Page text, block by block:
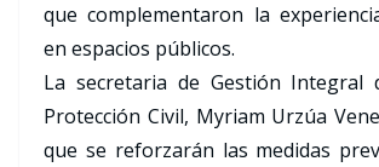
que complementaron la
en espacios públicos.
La secretaria de Gestión Integral
Protección Civil, Myriam Urzúa
que se reforzarán las medidas